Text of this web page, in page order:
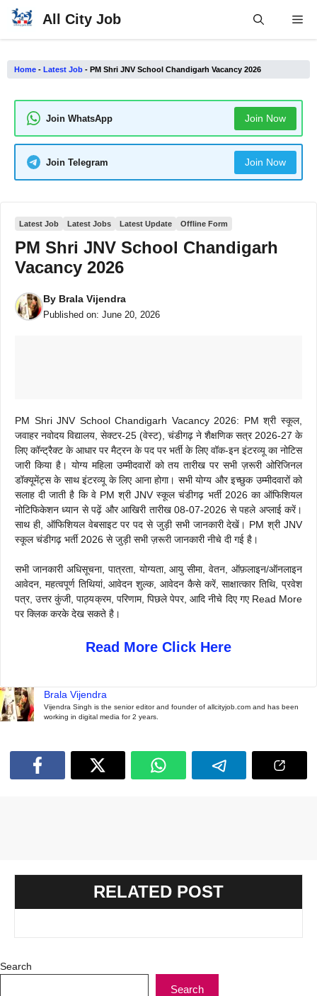
Skip
All City Job
Home - Latest Job - PM Shri JNV School Chandigarh Vacancy 2026
Join WhatsApp Join Now
Join Telegram Join Now
Latest Job Latest Jobs Latest Update Offline Form
PM Shri JNV School Chandigarh
Vacancy 2026
By Brala Vijendra
Published on: June 20, 2026
PM Shri JNV School Chandigarh Vacancy 2026: PM श्री स्कूल,
जवाहर नवोदय विद्यालय, सेक्टर-25 (वेस्ट), चंडीगढ़ ने शैक्षणिक सत्र 2026-27 के
लिए कॉन्ट्रैक्ट के आधार पर मैट्रन के पद पर भर्ती के लिए वॉक-इन इंटरव्यू का नोटिस
जारी किया है। योग्य महिला उम्मीदवारों को तय तारीख पर सभी ज़रूरी ओरिजिनल
डॉक्यूमेंट्स के साथ इंटरव्यू के लिए आना होगा। सभी योग्य और इच्छुक उम्मीदवारों को
सलाह दी जाती है कि वे PM श्री JNV स्कूल चंडीगढ़ भर्ती 2026 का ऑफिशियल
नोटिफिकेशन ध्यान से पढ़ें और आखिरी तारीख 08-07-2026 से पहले अप्लाई करें।
साथ ही, ऑफिशियल वेबसाइट पर पद से जुड़ी सभी जानकारी देखें। PM श्री JNV
स्कूल चंडीगढ़ भर्ती 2026 से जुड़ी सभी ज़रूरी जानकारी नीचे दी गई है।
सभी जानकारी अधिसूचना, पात्रता, योग्यता, आयु सीमा, वेतन, ऑफ़लाइन/ऑनलाइन
आवेदन, महत्वपूर्ण तिथियां, आवेदन शुल्क, आवेदन कैसे करें, साक्षात्कार तिथि, प्रवेश
पत्र, उत्तर कुंजी, पाठ्यक्रम, परिणाम, पिछले पेपर, आदि नीचे दिए गए Read More
पर क्लिक करके देख सकते है।
Read More Click Here
Brala Vijendra
Vijendra Singh is the senior editor and founder of allcityjob.com and has been
working in digital media for 2 years.
RELATED POST
Search
Search